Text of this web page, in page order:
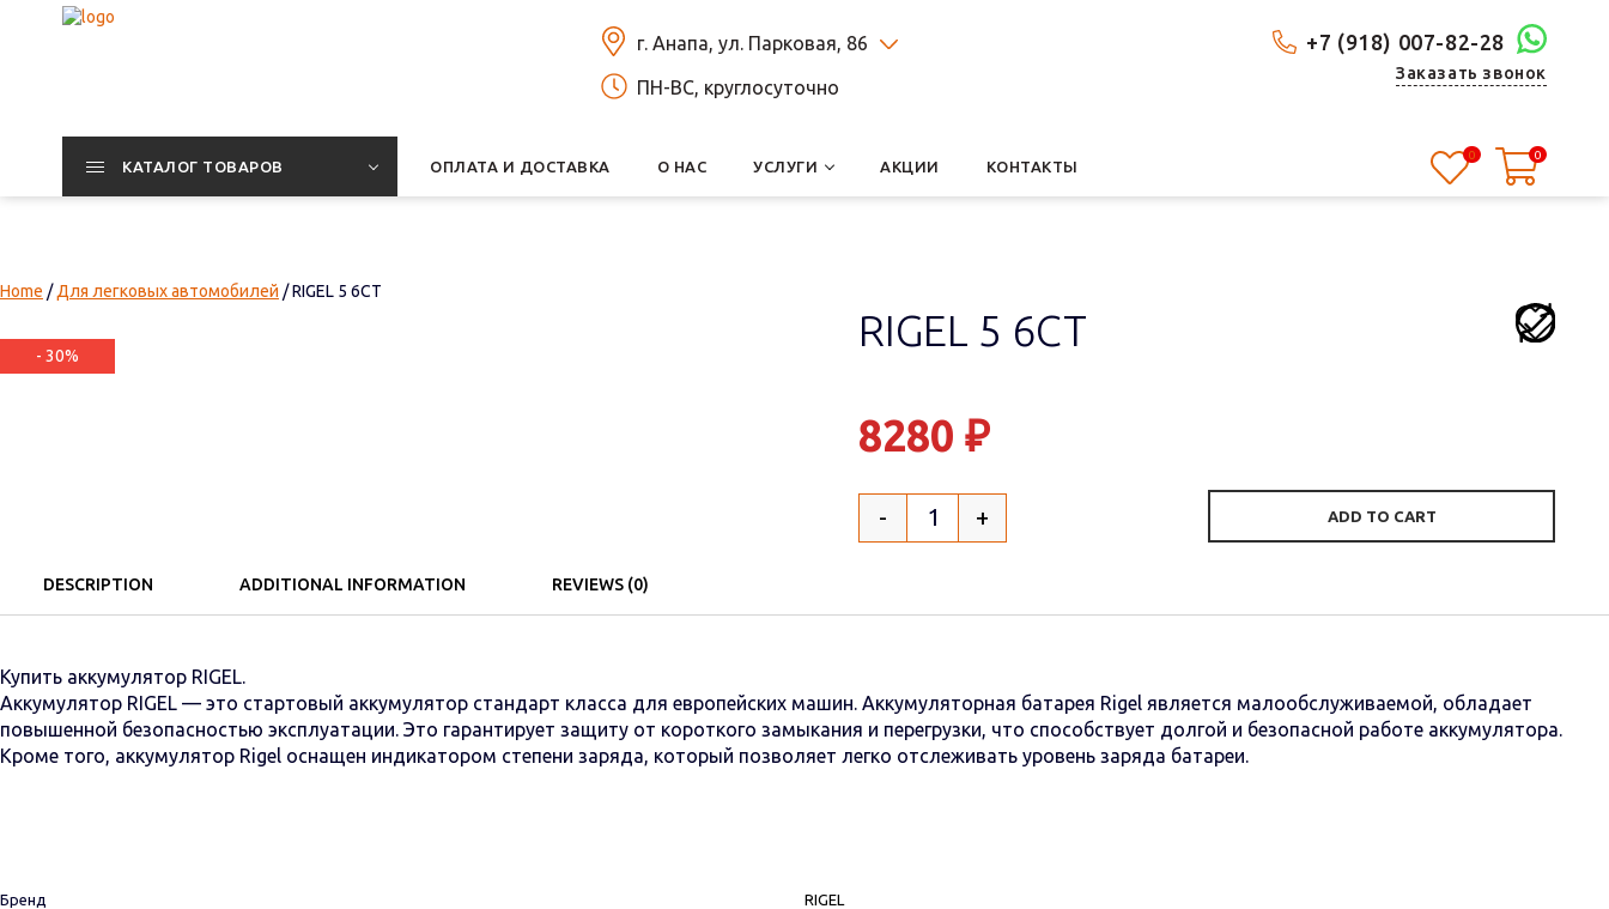
+7 (918) 007-82-28
Заказать звонок
г. Анапа, ул. Парковая, 86
ПН-ВС, круглосуточно
КАТАЛОГ ТОВАРОВ ОПЛАТА И ДОСТАВКА О НАС УСЛУГИ АКЦИИ КОНТАКТЫ
0 0
Home /Для легковых автомобилей / RIGEL 5 6СТ
- 30%
RIGEL 5 6СТ
8280 ₽
Quantity
- + ADD TO CART
DESCRIPTION ADDITIONAL INFORMATION REVIEWS (0)
Купить аккумулятор RIGEL.
Аккумулятор RIGEL — это стартовый аккумулятор стандарт класса для европейских машин. Аккумуляторная батарея Rigel является малообслуживаемой, обладает
повышенной безопасностью эксплуатации. Это гарантирует защиту от короткого замыкания и перегрузки, что способствует долгой и безопасной работе аккумулятора.
Кроме того, аккумулятор Rigel оснащен индикатором степени заряда, который позволяет легко отслеживать уровень заряда батареи.
Бренд RIGEL